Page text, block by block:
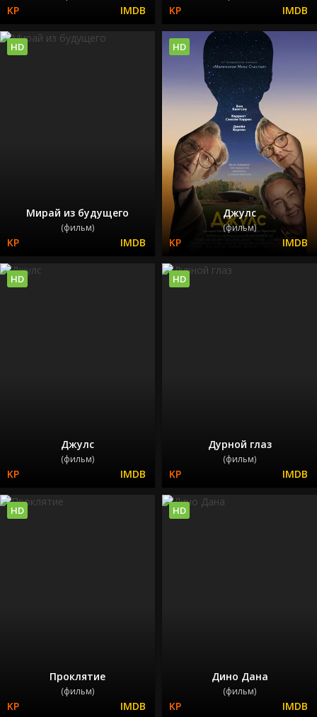
Мирай из будущего
(фильм)
HD
Джулс
(фильм)
HD
Джулс
(фильм)
HD
Дурной глаз
(фильм)
HD
Проклятие
(фильм)
HD
Дино Дана
(фильм)
HD